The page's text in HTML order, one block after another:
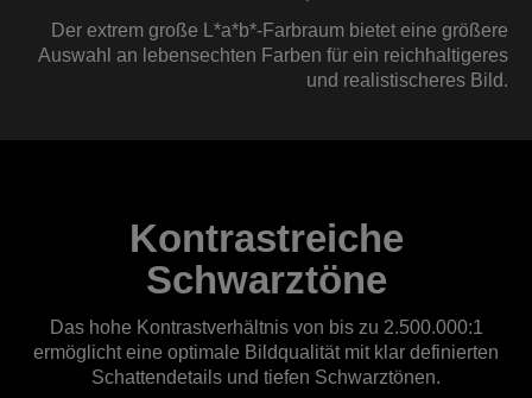
Der extrem große L*a*b*-Farbraum bietet eine größere
Auswahl an lebensechten Farben für ein reichhaltigeres
und realistischeres Bild.
Kontrastreiche
Schwarztöne
Das hohe Kontrastverhältnis von bis zu 2.500.000:1
ermöglicht eine optimale Bildqualität mit klar definierten
Schattendetails und tiefen Schwarztönen.